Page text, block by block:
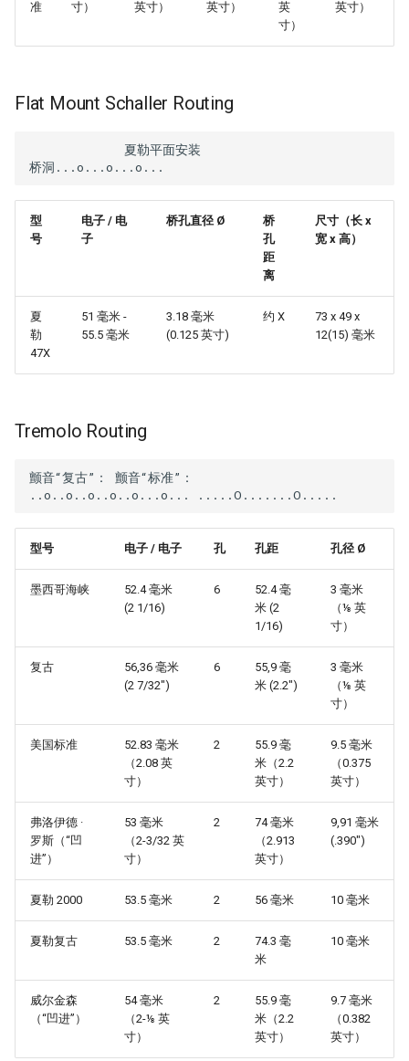
准 寸） 英寸） 英寸）
英
寸）
英寸）
Flat Mount Schaller Routing
             夏勒平面安装
型
号
电子 / 电
子
桥孔直径 Ø
桥
孔
距
离
尺寸（长 x
宽 x 高）
夏
勒
47X
51 毫米 -
55.5 毫米
3.18 毫米
(0.125 英寸)
约 X
73 x 49 x
12(15) 毫米
Tremolo Routing
颤音“复古”： 颤音“标准”：
型号 电子 / 电子 孔 孔距 孔径 Ø
墨西哥海峡
52.4 毫米
(2 1/16)
6
52.4 毫
米 (2
1/16)
3 毫米
（⅛ 英
寸）
复古
56,36 毫米
(2 7/32")
6
55,9 毫
米 (2.2")
3 毫米
（⅛ 英
寸）
美国标准
52.83 毫米
（2.08 英
寸）
2
55.9 毫
米（2.2
英寸）
9.5 毫米
（0.375
英寸）
弗洛伊德 ·
罗斯（“凹
进”）
53 毫米
（2-3/32 英
寸）
2
74 毫米
（2.913
英寸）
9,91 毫米
(.390")
夏勒 2000 53.5 毫米 2 56 毫米 10 毫米
夏勒复古 53.5 毫米 2
74.3 毫
米
10 毫米
威尔金森
（“凹进”）
54 毫米
（2-⅛ 英
寸）
2
55.9 毫
米（2.2
英寸）
9.7 毫米
（0.382
英寸）